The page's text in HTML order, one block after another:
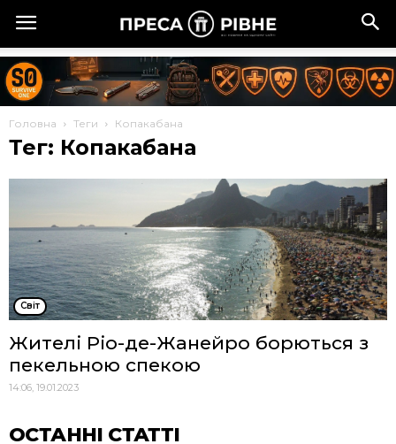
Головна Теги Копакабана
Тег: Копакабана
Cвіт
Жителі Ріо-де-Жанейро борються з
пекельною спекою
14:06, 19.01.2023
ОСТАННІ СТАТТІ